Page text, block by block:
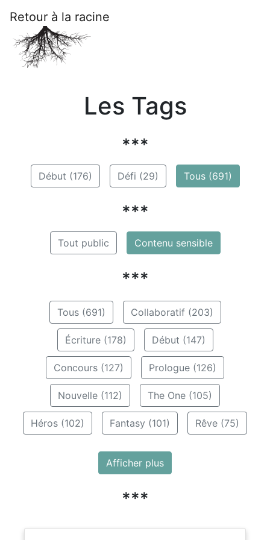
Retour à la racine
Les Tags
***
Début (176) Défi (29) Tous (691)
***
Tout public Contenu sensible
***
Tous (691) Collaboratif (203)
Écriture (178) Début (147)
Concours (127) Prologue (126)
Nouvelle (112) The One (105)
Héros (102) Fantasy (101) Rêve (75)
Afficher plus
***